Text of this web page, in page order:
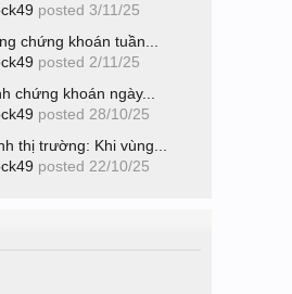
posted 3/11/25
chứng khoán tuần...
posted 2/11/25
chứng khoán ngày...
posted 28/10/25
thị trường: Khi vùng...
posted 22/10/25